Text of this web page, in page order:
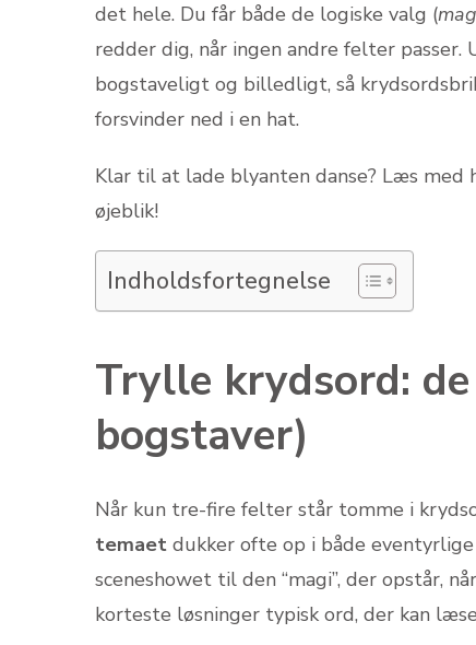
det hele. Du får både de logiske valg (
redder dig, når ingen andre felter
bogstaveligt og billedligt, så
forsvinder ned i en hat.
Klar til at lade blyanten danse? Læs med
øjeblik!
Indholdsfortegnelse
Trylle krydsord:
bogstaver)
Når kun tre-fire felter står tomme i
temaet dukker ofte op i både
sceneshowet til den “magi”, der opstår,
korteste løsninger typisk ord, der kan